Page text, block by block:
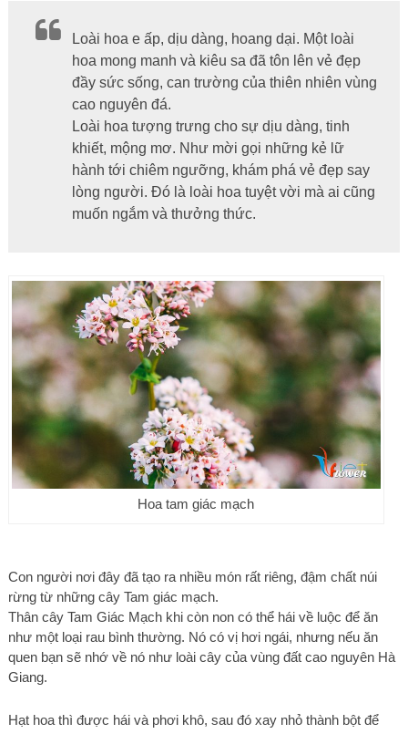
Loài hoa e ấp, dịu dàng, hoang dại. Một loài
hoa mong manh và kiêu sa đã tôn lên vẻ đẹp
đầy sức sống, can trường của thiên nhiên vùng
cao nguyên đá.
Loài hoa tượng trưng cho sự dịu dàng, tinh
khiết, mộng mơ. Như mời gọi những kẻ lữ
hành tới chiêm ngưỡng, khám phá vẻ đẹp say
lòng người. Đó là loài hoa tuyệt vời mà ai cũng
muốn ngắm và thưởng thức.
Hoa tam giác mạch
Con người nơi đây đã tạo ra nhiều món rất riêng, đậm chất núi
rừng từ những cây Tam giác mạch.
Thân cây Tam Giác Mạch khi còn non có thể hái về luộc để ăn
như một loại rau bình thường. Nó có vị hơi ngái, nhưng nếu ăn
quen bạn sẽ nhớ về nó như loài cây của vùng đất cao nguyên Hà
Giang.
Hạt hoa thì được hái và phơi khô, sau đó xay nhỏ thành bột để